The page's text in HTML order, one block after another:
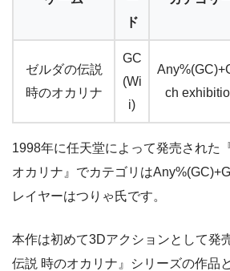
ド
ゼルダの伝説
時のオカリナ
GC
(Wi
i)
ch
1998年に任天堂によって発売された
オカリナ』でカテゴリは
レイヤーはつりゃ氏です。
本作は初めて3Dアクションとして発
伝説 時のオカリナ』シリーズの作品